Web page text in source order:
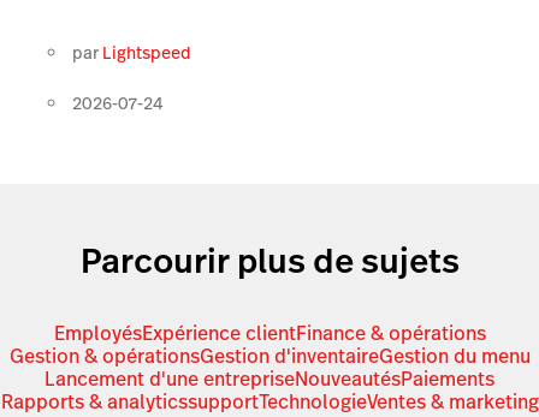
par Lightspeed
2026-07-24
Parcourir plus de sujets
EmployésExpérience clientFinance & opérations
Gestion & opérationsGestion d'inventaireGestion du menu
Lancement d'une entrepriseNouveautésPaiements
Rapports & analyticssupportTechnologieVentes & marketing